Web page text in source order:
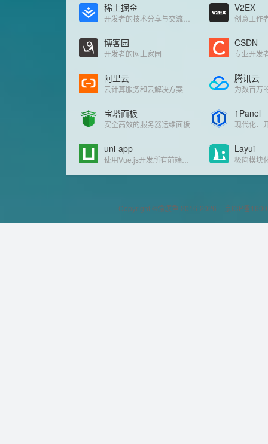
稀土掘金 V2EX
创意工作
博客园
开发者的网上家园
CSDN
专业开发
阿里云
云计算服务和云解决方案
腾讯云
宝塔面板
安全高效的服务器运维面板
1Panel
uni-app Layui
极简模块
Copyright ©偷渡鱼 2016-2026 京ICP备